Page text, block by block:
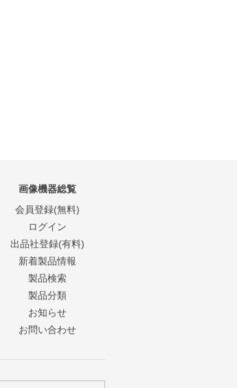
画像機器総覧
会員登録(無料)
ログイン
出品社登録(有料)
新着製品情報
製品検索
製品分類
お知らせ
お問い合わせ